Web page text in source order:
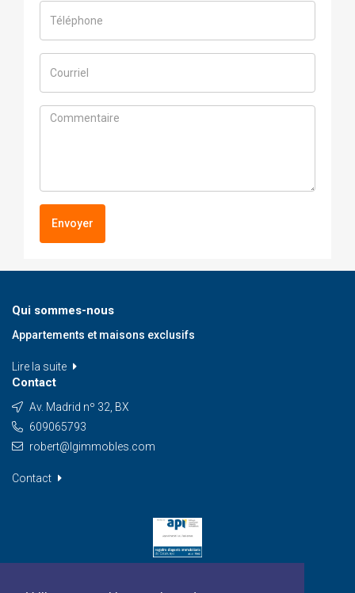
Envoyer
Qui sommes-nous
Appartements et maisons exclusifs
Lire la suite
Contact
Av. Madrid nº 32, BX
609065793
robert@lgimmobles.com
Contact